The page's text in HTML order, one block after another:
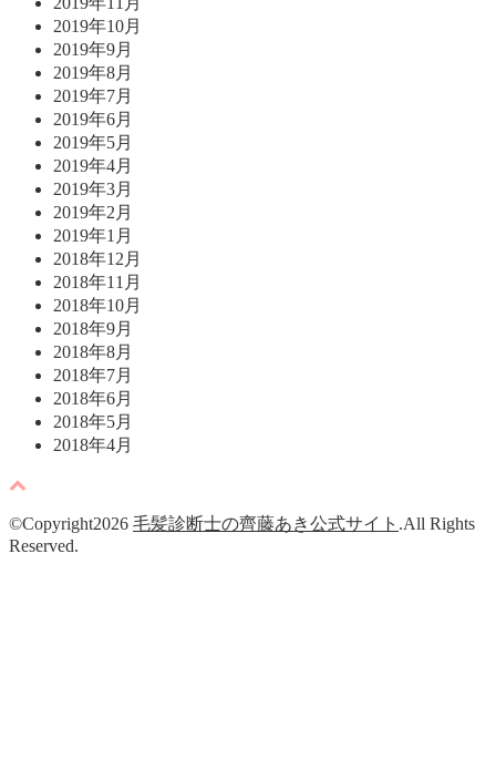
2019年10月
2019年9月
2019年8月
2019年7月
2019年6月
2019年5月
2019年4月
2019年3月
2019年2月
2019年1月
2018年12月
2018年11月
2018年10月
2018年9月
2018年8月
2018年7月
2018年6月
2018年5月
2018年4月
©Copyright2026 毛髪診断士の齊藤あき公式サイト .All Rights
Reserved.